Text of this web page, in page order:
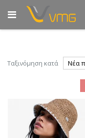
Μετάβαση
στο
περιεχόμενο
Ταξινόμηση κατά